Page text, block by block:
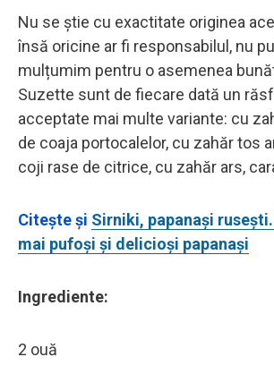
Nu se știe cu exactitate originea
însă oricine ar fi responsabilul, nu
mulțumim pentru o asemenea
Suzette sunt de fiecare dată un
acceptate mai multe variante: cu
de coaja portocalelor, cu zahăr tos
coji rase de citrice, cu zahăr ars,
Citește și Sirniki, papanași
mai pufoși și delicioși papanași
Ingrediente:
2 ouă